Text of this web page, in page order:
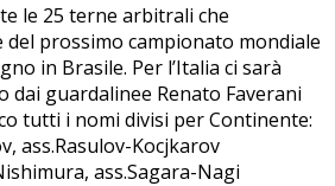
le 25 terne arbitrali che
prossimo campionato mondiale
in Brasile. Per l’Italia ci sarà
dai guardalinee Renato Faverani
tutti i nomi divisi per Continente:
ass.Rasulov-Kocjkarov
ass.Sagara-Nagi